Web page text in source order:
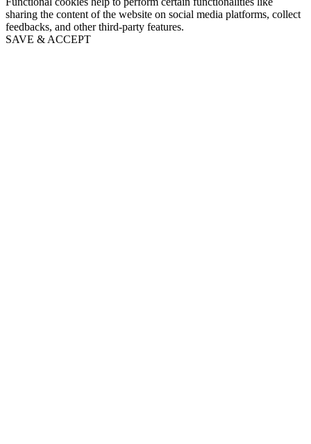
sharing the content of the website on social media platforms, collect
feedbacks, and other third-party features.
SAVE & ACCEPT